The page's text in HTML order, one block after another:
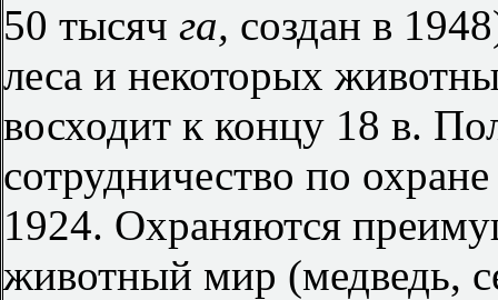
50 тысяч га, создан в
леса и некоторых
восходит к концу 18 в.
сотрудничество по
1924. Охраняются
животный мир (медведь,